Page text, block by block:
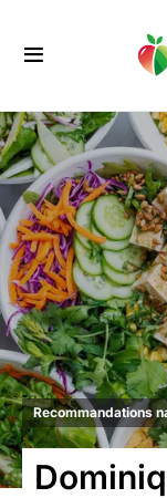
Recommandations